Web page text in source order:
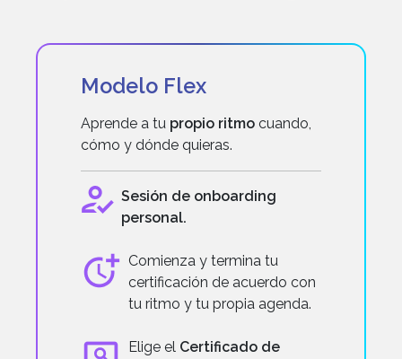
Modelo Flex
Aprende a tu propio ritmo cuando,
cómo y dónde quieras.
Sesión de onboarding
personal.
Comienza y termina tu
certificación de acuerdo con
tu ritmo y tu propia agenda.
Elige el Certificado de